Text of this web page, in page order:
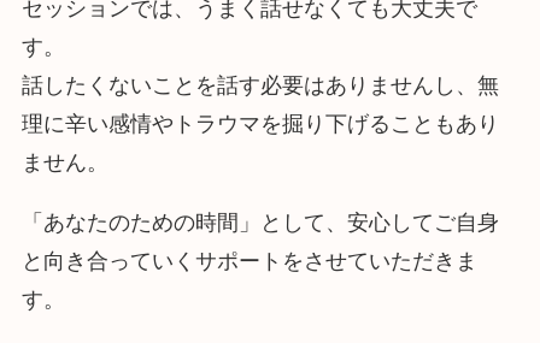
セッションでは、うまく話せなくても大丈夫で
す。
話したくないことを話す必要はありませんし、無
理に辛い感情やトラウマを掘り下げることもあり
ません。
「あなたのための時間」として、安心してご自身
と向き合っていくサポートをさせていただきま
す。